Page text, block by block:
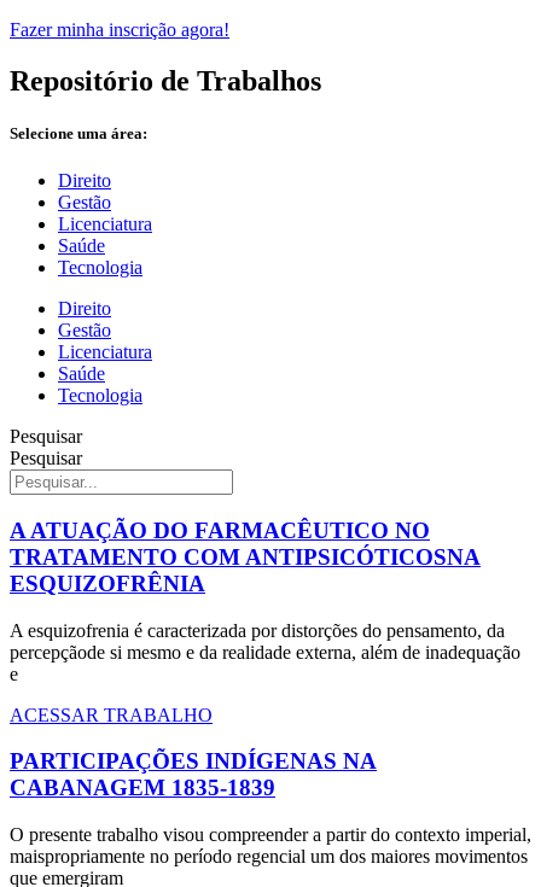
Fazer minha inscrição agora!
Repositório de Trabalhos
Selecione uma área:
Direito
Gestão
Licenciatura
Saúde
Tecnologia
Direito
Gestão
Licenciatura
Saúde
Tecnologia
Pesquisar
Pesquisar
A ATUAÇÃO DO FARMACÊUTICO NO
TRATAMENTO COM ANTIPSICÓTICOSNA
ESQUIZOFRÊNIA
A esquizofrenia é caracterizada por distorções do pensamento, da
percepçãode si mesmo e da realidade externa, além de inadequação
e
ACESSAR TRABALHO
PARTICIPAÇÕES INDÍGENAS NA
CABANAGEM 1835-1839
O presente trabalho visou compreender a partir do contexto imperial,
maispropriamente no período regencial um dos maiores movimentos
que emergiram